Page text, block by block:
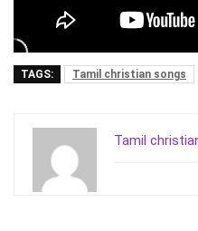
TAGS: Tamil christian songs
Tamil